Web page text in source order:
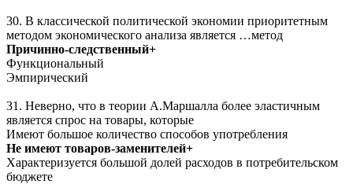
30. В классической политической экономии приоритетным
методом экономического анализа является …метод
Причинно-следственный+
Функциональный
Эмпирический
31. Неверно, что в теории А.Маршалла более эластичным
является спрос на товары, которые
Имеют большое количество способов употребления
Не имеют товаров-заменителей+
Характеризуется большой долей расходов в потребительском
бюджете